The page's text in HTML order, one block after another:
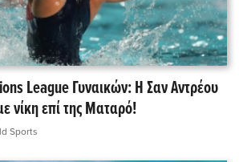
League Γυναικών: Η Σαν Αντρέου
νίκη επί της Ματαρό!
Sports